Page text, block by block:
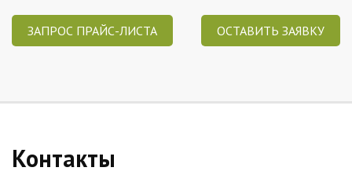
ЗАПРОС ПРАЙС-ЛИСТА ОСТАВИТЬ ЗАЯВКУ
Контакты